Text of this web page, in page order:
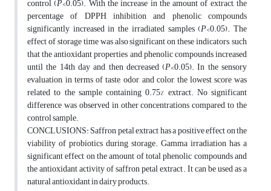
control (P<0.05). With the increase in the amount of extract, the
percentage of DPPH inhibition and phenolic compounds
significantly increased in the irradiated samples (P<0.05). The
effect of storage time was also significant on these indicators, such
that the antioxidant properties and phenolic compounds increased
until the 14th day and then decreased (P<0.05). In the sensory
evaluation, in terms of taste, odor, and color, the lowest score was
related to the sample containing 0.75% extract. No significant
difference was observed in other concentrations compared to the
control sample.
CONCLUSIONS: Saffron petal extract has a positive effect on the
viability of probiotics during storage. Gamma irradiation has a
significant effect on the amount of total phenolic compounds and
the antioxidant activity of saffron petal extract. It can be used as a
natural antioxidant in dairy products.